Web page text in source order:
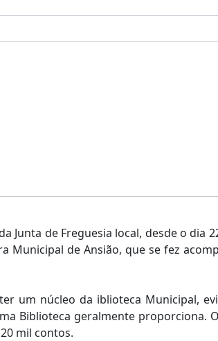
Junta de Freguesia local, desde o dia
Municipal de Ansião, que se fez
um núcleo da iblioteca Municipal,
Biblioteca geralmente proporciona.
mil contos.